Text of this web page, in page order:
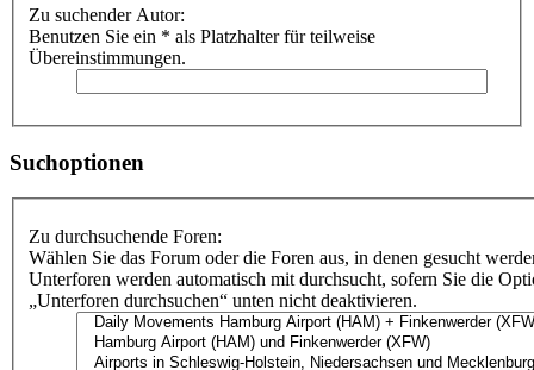
Zu suchender Autor:
Benutzen Sie ein * als Platzhalter für teilweise
Übereinstimmungen.
Suchoptionen
Zu durchsuchende Foren:
Wählen Sie das Forum oder die Foren aus, in denen gesucht
Unterforen werden automatisch mit durchsucht, sofern Sie die
„Unterforen durchsuchen“ unten nicht deaktivieren.